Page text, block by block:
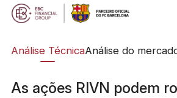
Análise TécnicaAnálise do
As ações RIVN podem